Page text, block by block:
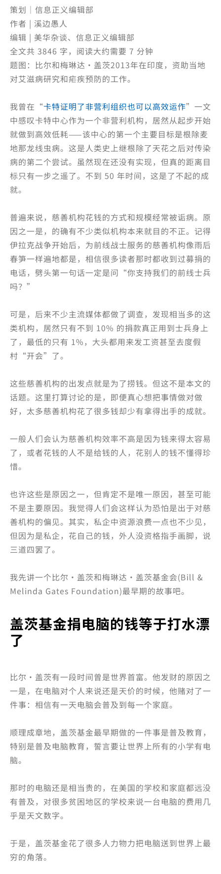
策划｜信息正义编辑部
作者 | 溪边愚人
编辑 | 美华杂谈、信息正义编辑部
全文共 3846 字，阅读大约需要 7 分钟
题图：比尔和梅琳达·盖茨2013年在印度，资助当地
对艾滋病研究和疟疾预防的工作。
我曾在“卡特证明了非营利组织也可以高效运作”一文
中感叹卡特中心作为一个非营利机构，居然从起步开始
就做到高效低耗——该中心的第一个主要目标是根除麦
地那龙线虫病。这是人类史上继根除了天花之后对传染
病的第二个尝试。虽然现在还没有实现，但真的距离目
标只有一步之遥了。不到 50 年时间，这是了不起的成
就。
普遍来说，慈善机构花钱的方式和规模经常被诟病。原
因之一是，的确有不少类似机构本来就目的不正。记得
伊拉克战争开始后，为前线战士服务的慈善机构像雨后
春笋一样遍地都是，相信很多读者那时都收到过募捐的
电话，劈头第一句话一定是问“你支持我们的前线士兵
吗？”
可是，后来不少主流媒体都做了调查，发现相当多的这
类机构，居然只有不到 10% 的捐款真正用到士兵身上
了，最低的只有 1%，大头都用来发工资甚至去度假
村“开会”了。
这些慈善机构的出发点就是为了捞钱。但这不是本文的
话题。这里打算讨论的是，即便真心想把事情做对做
好，太多慈善机构花了很多钱却少有拿得出手的成就。
一般人们会认为慈善机构效率不高是因为钱来得太容易
了，或者花钱的人不是给钱的人，花别人的钱不懂得珍
惜。
也许这些是原因之一，但肯定不是唯一原因，甚至可能
不是主要原因。我觉得人们会这样认为恐怕是出于对慈
善机构的偏见。其实，私企中资源浪费一点也不少见，
但因为是私企，花自己的钱，外人没资格指手画脚，说
三道四罢了。
我先讲一个比尔·盖茨和梅琳达·盖茨基金会(Bill &
Melinda Gates Foundation)最早期的故事吧。
盖茨基金捐电脑的钱等于打水漂
了
比尔·盖茨有一段时间曾是世界首富。他发财的原因之
一是，在电脑对个人来说还是天价的时候，他赌对了一
件事：相信有一天电脑会普及到每一个家庭。
顺理成章地，盖茨基金最早期做的一件事是普及教育，
特别是普及电脑教育，誓言要让世界上所有的小学有电
脑。
那时的电脑还是相当贵的，在美国的学校和家庭都远没
有普及，对很多贫困地区的学校来说一台电脑的费用几
乎是天文数字。
于是，盖茨基金花了很多人力物力把电脑送到世界上最
穷的角落。